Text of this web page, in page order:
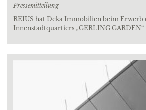
Pressemitteilung
REIUS hat Deka Immobilien beim Erwerb
Innenstadtquartiers „GERLING